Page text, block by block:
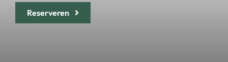
Reserveren